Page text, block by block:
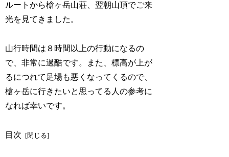
ルートから槍ヶ岳山荘、翌朝山頂でご来
光を見てきました。
山行時間は８時間以上の行動になるの
で、非常に過酷です。また、標高が上が
るにつれて足場も悪くなってくるので、
槍ヶ岳に行きたいと思ってる人の参考に
なれば幸いです。
目次